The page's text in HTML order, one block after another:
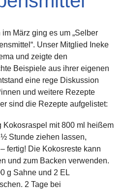
März ging es um „Selber
Unser Mitglied Ineke
und zeigte den
Beispiele aus ihrer eigenen
eine rege Diskussion
und weitere Rezepte
sind die Rezepte aufgelistet:
Kokosraspel mit 800 ml heißem
Stunde ziehen lassen,
fertig! Die Kokosreste kann
und zum Backen verwenden.
g Sahne und 2 EL
2 Tage bei